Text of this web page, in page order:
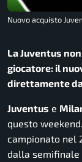
Nuovo acquisto
La Juventus
giocatore: il
direttamente
Juventus e
questo
campionato nel
dalla semifinale